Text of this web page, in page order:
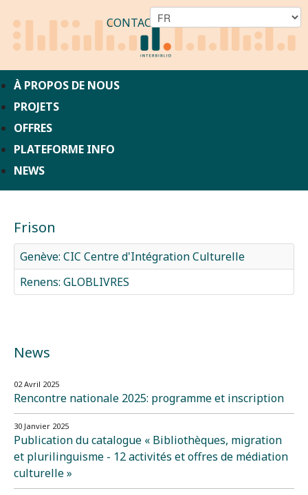
CONTACT
À PROPOS DE NOUS
PROJETS
OFFRES
PLATEFORME INFO
NEWS
Frison
Genève: CIC Centre d'Intégration Culturelle
Renens: GLOBLIVRES
News
02 Avril 2025
Rencontre nationale 2025: programme et inscription
30 Janvier 2025
Publication du catalogue « Bibliothèques, migration
et plurilinguisme - 12 activités et offres de médiation
culturelle »